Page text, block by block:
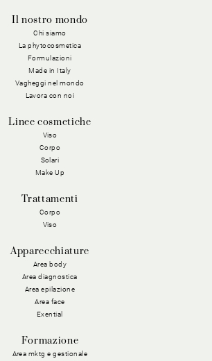
Il nostro mondo
Chi siamo
La phytocosmetica
Formulazioni
Made in Italy
Vagheggi nel mondo
Lavora con noi
Linee cosmetiche
Viso
Corpo
Solari
Make Up
Trattamenti
Corpo
Viso
Apparecchiature
Area body
Area diagnostica
Area epilazione
Area face
Exential
Formazione
Area mktg e gestionale